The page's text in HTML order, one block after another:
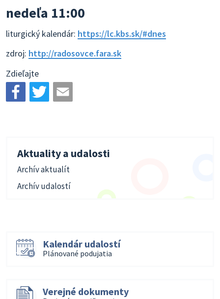
nedeľa 11:00
liturgický kalendár: https://lc.kbs.sk/#dnes
zdroj: http://radosovce.fara.sk
Zdieľajte
Aktuality a udalosti
Archív aktualít
Archív udalostí
Kalendár udalostí
Plánované podujatia
Verejné dokumenty